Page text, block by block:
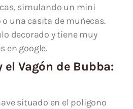
simulando un mini
una casita de muñecas.
decorado y tiene muy
en google.
elVagón de Bubba:
situado en el poligono